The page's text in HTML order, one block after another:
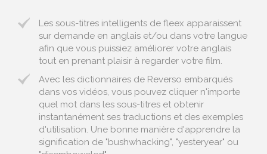
Les sous-titres intelligents de fleex apparaissent
sur demande en anglais et/ou dans votre langue
afin que vous puissiez améliorer votre anglais
tout en prenant plaisir à regarder votre film.
Avec les dictionnaires de Reverso embarqués
dans vos vidéos, vous pouvez cliquer n'importe
quel mot dans les sous-titres et obtenir
instantanément ses traductions et des exemples
d'utilisation. Une bonne manière d'apprendre la
signification de "bushwhacking", "yesteryear" ou